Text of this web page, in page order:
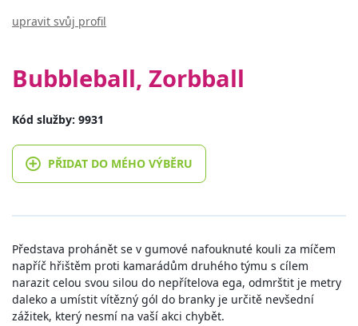
upravit svůj profil
Bubbleball, Zorbball
Kód služby: 9931
PŘIDAT DO MÉHO VÝBĚRU
Představa prohánět se v gumové nafouknuté kouli za míčem
napříč hřištěm proti kamarádům druhého týmu s cílem
narazit celou svou silou do nepřítelova ega, odmrštit je metry
daleko a umístit vítězný gól do branky je určitě nevšední
zážitek, který nesmí na vaší akci chybět.